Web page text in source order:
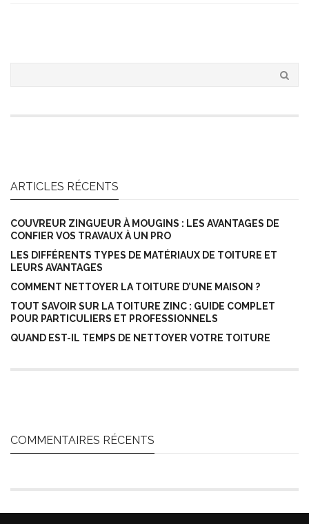
ARTICLES RÉCENTS
COUVREUR ZINGUEUR À MOUGINS : LES AVANTAGES DE
CONFIER VOS TRAVAUX À UN PRO
LES DIFFÉRENTS TYPES DE MATÉRIAUX DE TOITURE ET
LEURS AVANTAGES
COMMENT NETTOYER LA TOITURE D’UNE MAISON ?
TOUT SAVOIR SUR LA TOITURE ZINC : GUIDE COMPLET
POUR PARTICULIERS ET PROFESSIONNELS
QUAND EST-IL TEMPS DE NETTOYER VOTRE TOITURE
COMMENTAIRES RÉCENTS